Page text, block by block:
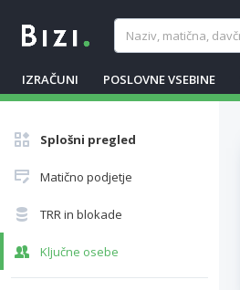
IZRAČUNI POSLOVNE VSEBINE
Splošni pregled
Matično podjetje
TRR in blokade
Ključne osebe